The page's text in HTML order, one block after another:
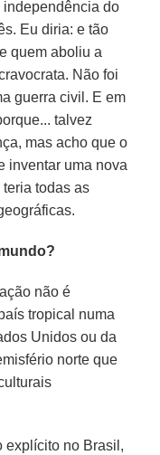
independência do
Eu diria: e tão
quem aboliu a
Não foi
guerra civil. E em
talvez
mas acho que o
inventar uma nova
todas as
não é
tropical numa
Unidos ou da
norte que
explícito no Brasil,